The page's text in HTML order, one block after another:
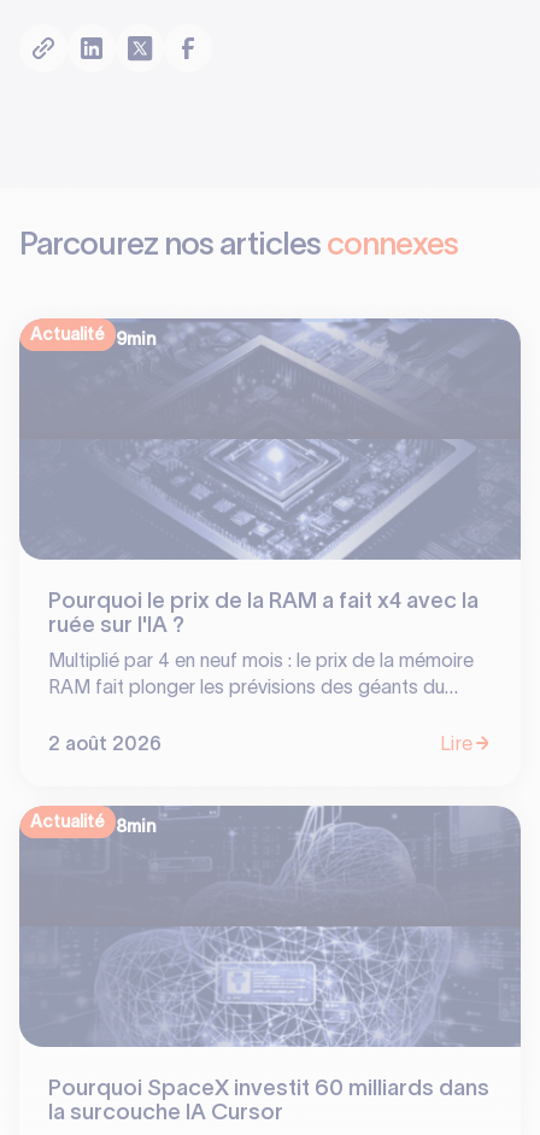
Parcourez nos articles connexes
Actualité 9min
Pourquoi le prix de la RAM a fait x4 avec la
ruée sur l'IA ?
Multiplié par 4 en neuf mois : le prix de la mémoire
RAM fait plonger les prévisions des géants du
historiques à un oligopole de 3 constructeurs. En
transformé un composant banal en poule aux œufs
d'or. Analyse d'une bascule stratégique.
2 août 2026 Lire
Actualité 8min
Pourquoi SpaceX investit 60 milliards dans
la surcouche IA Cursor